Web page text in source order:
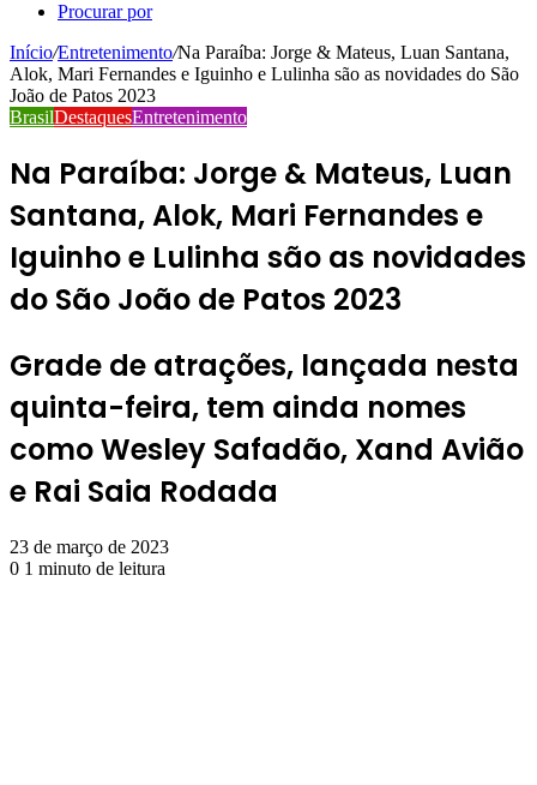
Procurar por
Início/Entretenimento/Na Paraíba: Jorge & Mateus, Luan Santana,
Alok, Mari Fernandes e Iguinho e Lulinha são as novidades do São
João de Patos 2023
BrasilDestaquesEntretenimento
Na Paraíba: Jorge & Mateus, Luan
Santana, Alok, Mari Fernandes e
Iguinho e Lulinha são as novidades
do São João de Patos 2023
Grade de atrações, lançada nesta
quinta-feira, tem ainda nomes
como Wesley Safadão, Xand Avião
e Rai Saia Rodada
23 de março de 2023
0 1 minuto de leitura